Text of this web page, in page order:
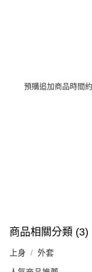
預購追加商品時間
商品相關分類 (3)
上身 外套